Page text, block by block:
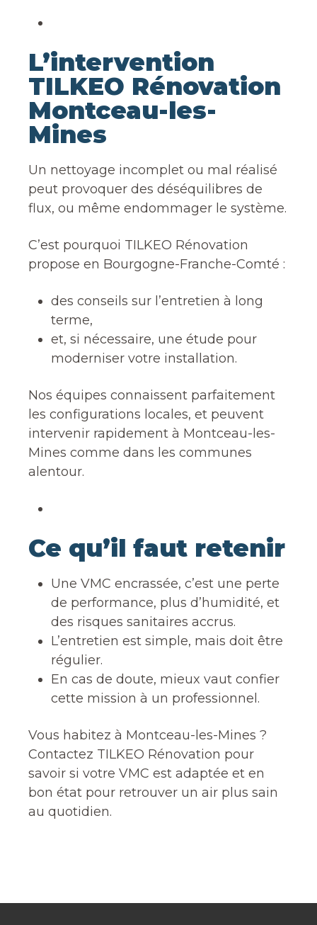
L’intervention
TILKEO Rénovation
Montceau-les-
Mines
Un nettoyage incomplet ou mal réalisé
peut provoquer des déséquilibres de
flux, ou même endommager le système.
C’est pourquoi TILKEO Rénovation
propose en Bourgogne-Franche-Comté :
des conseils sur l’entretien à long
terme,
et, si nécessaire, une étude pour
moderniser votre installation.
Nos équipes connaissent parfaitement
les configurations locales, et peuvent
intervenir rapidement à Montceau-les-
Mines comme dans les communes
alentour.
Ce qu’il faut retenir
Une VMC encrassée, c’est une perte
de performance, plus d’humidité, et
des risques sanitaires accrus.
L’entretien est simple, mais doit être
régulier.
En cas de doute, mieux vaut confier
cette mission à un professionnel.
Vous habitez à Montceau-les-Mines ?
Contactez TILKEO Rénovation pour
savoir si votre VMC est adaptée et en
bon état pour retrouver un air plus sain
au quotidien.